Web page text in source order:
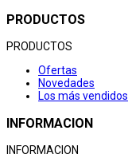
PRODUCTOS
PRODUCTOS
Ofertas
Novedades
Los más vendidos
INFORMACION
INFORMACION